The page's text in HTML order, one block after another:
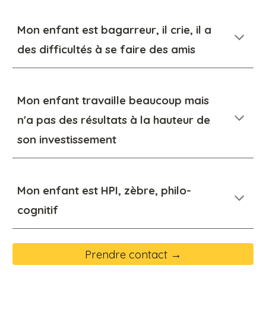
Mon enfant est bagarreur, il crie, il a
des difficultés à se faire des amis
Mon enfant travaille beaucoup mais
n'a pas des résultats à la hauteur de
son investissement
Mon enfant est HPI, zèbre, philo-
cognitif
Prendre contact →